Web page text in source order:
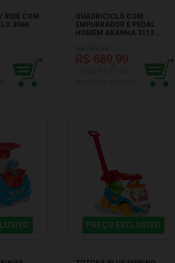
RIDE COM
3060
QUADRICICLO COM
EMPURRADOR E PEDAL
HOMEM ARANHA 3113
R$ 689,99
PREÇO EXCLUSIVO